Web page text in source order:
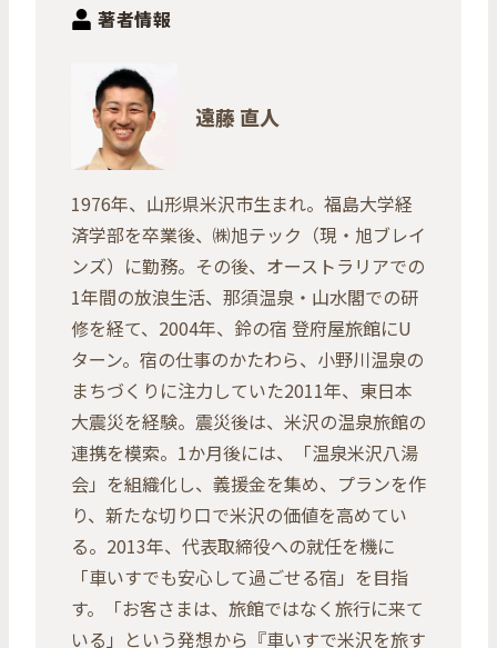
著者情報
遠藤 直人
1976年、山形県米沢市生まれ。福島大学経
済学部を卒業後、㈱旭テック（現・旭ブレイ
ンズ）に勤務。その後、オーストラリアでの
1年間の放浪生活、那須温泉・山水閣での研
修を経て、2004年、鈴の宿 登府屋旅館にU
ターン。宿の仕事のかたわら、小野川温泉の
まちづくりに注力していた2011年、東日本
大震災を経験。震災後は、米沢の温泉旅館の
連携を模索。1か月後には、「温泉米沢八湯
会」を組織化し、義援金を集め、プランを作
り、新たな切り口で米沢の価値を高めてい
る。2013年、代表取締役への就任を機に
「車いすでも安心して過ごせる宿」を目指
す。「お客さまは、旅館ではなく旅行に来て
いる」という発想から『車いすで米沢を旅す